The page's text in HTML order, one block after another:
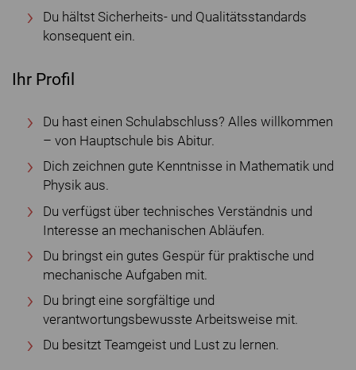
Du hältst Sicherheits- und Qualitätsstandards
konsequent ein.
Ihr Profil
Du hast einen Schulabschluss? Alles willkommen
– von Hauptschule bis Abitur.
Dich zeichnen gute Kenntnisse in Mathematik und
Physik aus.
Du verfügst über technisches Verständnis und
Interesse an mechanischen Abläufen.
Du bringst ein gutes Gespür für praktische und
mechanische Aufgaben mit.
Du bringt eine sorgfältige und
verantwortungsbewusste Arbeitsweise mit.
Du besitzt Teamgeist und Lust zu lernen.